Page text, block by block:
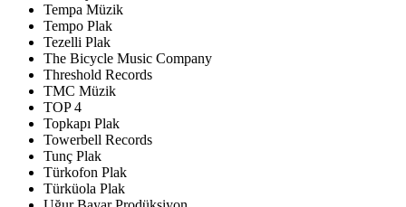
Tempa Müzik
Tempo Plak
Tezelli Plak
The Bicycle Music Company
Threshold Records
TMC Müzik
TOP 4
Topkapı Plak
Towerbell Records
Tunç Plak
Türkofon Plak
Türküola Plak